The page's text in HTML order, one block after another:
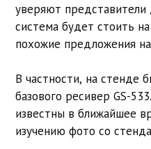
уверяют представители
система будет стоить
похожие предложения
В частности, на стенде
базового ресивер GS-
известны в ближайшее
изучению фото со